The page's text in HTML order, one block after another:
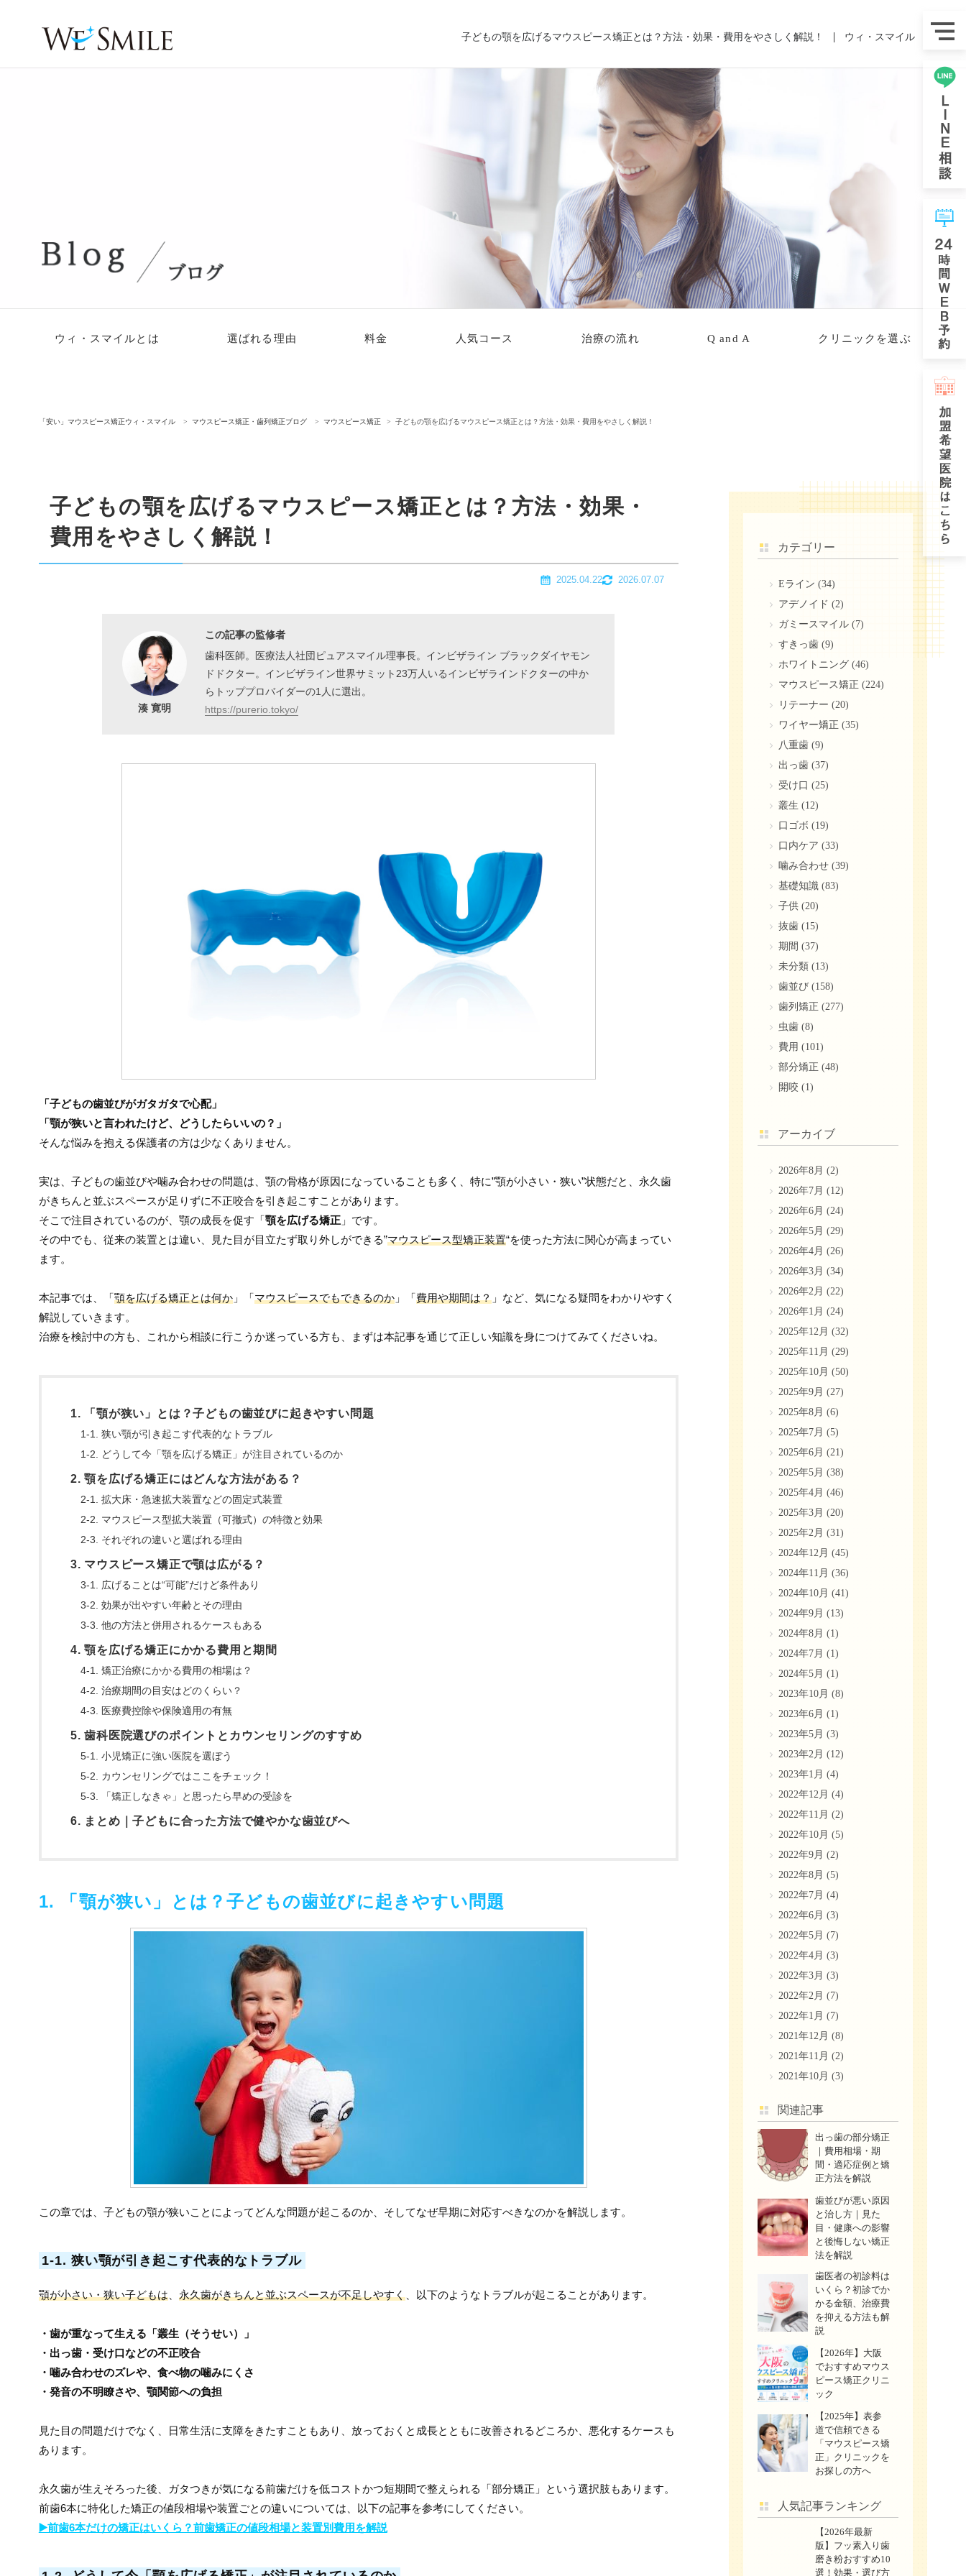
子どもの顎を広げるマウスピース矯正とは？方法・効果・費用をやさしく解説！ ウィ・スマイル
ウィ・スマイルとは 選ばれる理由 料金 人気コース 治療の流れ Q and A クリニックを選ぶ
「安い」マウスピース矯正ウィ・スマイル マウスピース矯正・歯列矯正ブログ マウスピース矯正 子どもの顎を広げるマウスピース矯正とは？方法・効果・費用をやさしく解説！
子どもの顎を広げるマウスピース矯正とは？方法・効果・
費用をやさしく解説！
2025.04.22 2026.07.07
湊 寛明
この記事の監修者
歯科医師。医療法人社団ピュアスマイル理事長。インビザライン ブラックダイヤモン
ドドクター。インビザライン世界サミット23万人いるインビザラインドクターの中か
らトッププロバイダーの1人に選出。
https://purerio.tokyo/
「子どもの歯並びがガタガタで心配」
「顎が狭いと言われたけど、どうしたらいいの？」
そんな悩みを抱える保護者の方は少なくありません。
実は、子どもの歯並びや噛み合わせの問題は、顎の骨格が原因になっていることも多く、特に”顎が小さい・狭い”状態だと、永久歯
がきちんと並ぶスペースが足りずに不正咬合を引き起こすことがあります。
そこで注目されているのが、顎の成長を促す「顎を広げる矯正」です。
その中でも、従来の装置とは違い、見た目が目立たず取り外しができる”マウスピース型矯正装置“を使った方法に関心が高まってい
ます。
本記事では、「顎を広げる矯正とは何か」「マウスピースでもできるのか」「費用や期間は？」など、気になる疑問をわかりやすく
解説していきます。
治療を検討中の方も、これから相談に行こうか迷っている方も、まずは本記事を通じて正しい知識を身につけてみてくださいね。
1. 「顎が狭い」とは？子どもの歯並びに起きやすい問題
1-1. 狭い顎が引き起こす代表的なトラブル
1-2. どうして今「顎を広げる矯正」が注目されているのか
2. 顎を広げる矯正にはどんな方法がある？
2-1. 拡大床・急速拡大装置などの固定式装置
2-2. マウスピース型拡大装置（可撤式）の特徴と効果
2-3. それぞれの違いと選ばれる理由
3. マウスピース矯正で顎は広がる？
3-1. 広げることは“可能”だけど条件あり
3-2. 効果が出やすい年齢とその理由
3-3. 他の方法と併用されるケースもある
4. 顎を広げる矯正にかかる費用と期間
4-1. 矯正治療にかかる費用の相場は？
4-2. 治療期間の目安はどのくらい？
4-3. 医療費控除や保険適用の有無
5. 歯科医院選びのポイントとカウンセリングのすすめ
5-1. 小児矯正に強い医院を選ぼう
5-2. カウンセリングではここをチェック！
5-3. 「矯正しなきゃ」と思ったら早めの受診を
6. まとめ｜子どもに合った方法で健やかな歯並びへ
1. 「顎が狭い」とは？子どもの歯並びに起きやすい問題
この章では、子どもの顎が狭いことによってどんな問題が起こるのか、そしてなぜ早期に対応すべきなのかを解説します。
1-1. 狭い顎が引き起こす代表的なトラブル
顎が小さい・狭い子どもは、 永久歯がきちんと並ぶスペースが不足しやすく、以下のようなトラブルが起こることがあります。
・歯が重なって生える「叢生（そうせい）」
・出っ歯・受け口などの不正咬合
・噛み合わせのズレや、食べ物の噛みにくさ
・発音の不明瞭さや、顎関節への負担
見た目の問題だけでなく、日常生活に支障をきたすこともあり、放っておくと成長とともに改善されるどころか、悪化するケースも
あります。
永久歯が生えそろった後、ガタつきが気になる前歯だけを低コストかつ短期間で整えられる「部分矯正」という選択肢もあります。
前歯6本に特化した矯正の値段相場や装置ごとの違いについては、以下の記事を参考にしてください。
▶️前歯6本だけの矯正はいくら？前歯矯正の値段相場と装置別費用を解説
カテゴリー
Eライン (34)
アデノイド (2)
ガミースマイル(7)
すきっ歯(9)
ホワイトニング(46)
マウスピース矯正 (224)
リテーナー (20)
ワイヤー矯正 (35)
八重歯(9)
出っ歯(37)
受け口 (25)
叢生 (12)
口ゴボ (19)
口内ケア (33)
噛み合わせ(39)
基礎知識(83)
子供(20)
抜歯(15)
期間 (37)
未分類(13)
歯並び(158)
歯列矯正 (277)
虫歯(8)
費用 (101)
部分矯正 (48)
開咬 (1)
アーカイブ
2026年8月 (2)
2026年7月 (12)
2026年6月 (24)
2026年5月 (29)
2026年4月 (26)
2026年3月 (34)
2026年2月 (22)
2026年1月 (24)
2025年12月 (32)
2025年11月 (29)
2025年10月 (50)
2025年9月 (27)
2025年8月 (6)
2025年7月 (5)
2025年6月 (21)
2025年5月 (38)
2025年4月 (46)
2025年3月 (20)
2025年2月 (31)
2024年12月 (45)
2024年11月 (36)
2024年10月 (41)
2024年9月 (13)
2024年8月 (1)
2024年7月 (1)
2024年5月 (1)
2023年10月 (8)
2023年6月 (1)
2023年5月 (3)
2023年2月 (12)
2023年1月 (4)
2022年12月 (4)
2022年11月 (2)
2022年10月 (5)
2022年9月 (2)
2022年8月 (5)
2022年7月 (4)
2022年6月 (3)
2022年5月 (7)
2022年4月 (3)
2022年3月 (3)
2022年2月 (7)
2022年1月 (7)
2021年12月 (8)
2021年11月 (2)
2021年10月 (3)
関連記事
出っ歯の部分矯正
｜費用相場・期
間・適応症例と矯
正方法を解説
歯並びが悪い原因
と治し方｜見た
目・健康への影響
と後悔しない矯正
法を解説
歯医者の初診料は
いくら？初診でか
かる金額、治療費
を抑える方法も解
説
【2026年】大阪
でおすすめマウス
ピース矯正クリニ
ック
【2025年】表参
道で信頼できる
「マウスピース矯
正」クリニックを
お探しの方へ
人気記事ランキング
【2026年最新
版】フッ素入り歯
磨き粉おすすめ10
選！効果・選び方